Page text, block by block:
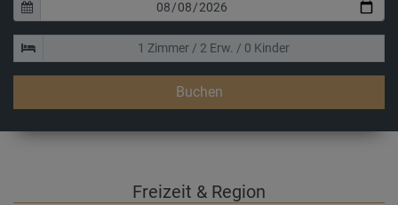
Buchen
Freizeit & Region